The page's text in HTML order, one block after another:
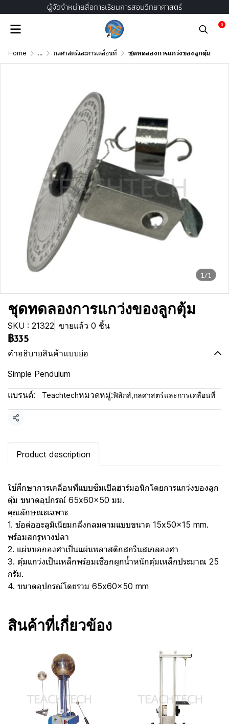
ผู้จัดจำหน่ายสื่อการเรียนการสอนวิทยาศาสตร์
0
Home ... กลศาสตร์และการเคลื่อนที่ ชุดทดลองการแกว่งของลูกตุ้ม
1/1
ชุดทดลองการแกว่งของลูกตุ้ม
SKU : 21322 ขายแล้ว 0 ชิ้น
฿335
คำอธิบายสินค้าแบบย่อ
Simple Pendulum
แบรนด์: Teachtechหมวดหมู่:ฟิสิกส์ กลศาสตร์และการเคลื่อนที่
แชร์
Product description
ใช้ศึกษาการเคลื่อนที่แบบซิมเปิลฮาร์มอนิกโดยการแกว่งของลูก
ตุ้ม ขนาดอุปกรณ์ 65x60x50 มม.
คุณลักษณะเฉพาะ
1. ข้อต่ออะลูมิเนียมกลึงกลมตามแบบขนาด 15x50x15 mm.
พร้อมสกรูหางปลา
2. แผ่นบอกองศาเป็นแผ่นพลาสติกสกรีนสเกลองศา
3. ตุ้มแกว่งเป็นเหล็กพร้อมเชือกผูกน้ำหนักตุ้มเหล็กประมาณ 25
กรัม.
4. ขนาดอุปกรณ์โดยรวม 65x60x50 mm
สินค้าที่เกี่ยวข้อง